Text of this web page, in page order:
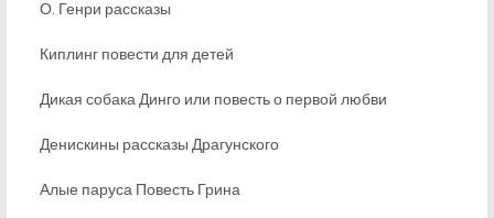
О. Генри рассказы
Киплинг повести для детей
Дикая собака Динго или повесть о первой любви
Денискины рассказы Драгунского
Алые паруса Повесть Грина